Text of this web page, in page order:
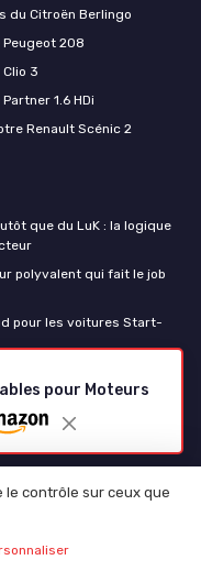
pour Moteurs
du Citroën Berlingo
208
3
1.6 HDi
Renault Scénic 2
que du LuK : la logique
polyvalent qui fait le job
pour les voitures Start-
pour camping-car et
qui encaisse bien les
le contrôle sur ceux que